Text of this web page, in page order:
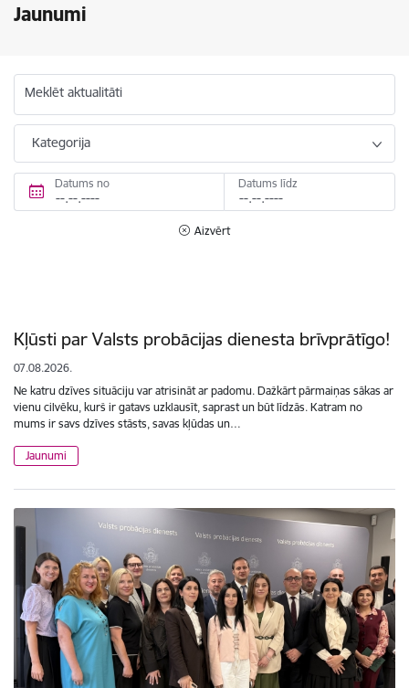
Jaunumi
Meklēt aktualitāti
Kategorija
Datums no Datums līdz
Aizvērt
Kļūsti par Valsts probācijas dienesta brīvprātīgo!
07.08.2026.
Ne katru dzīves situāciju var atrisināt ar padomu. Dažkārt pārmaiņas sākas ar
vienu cilvēku, kurš ir gatavs uzklausīt, saprast un būt līdzās. Katram no
mums ir savs dzīves stāsts, savas kļūdas un…
Jaunumi